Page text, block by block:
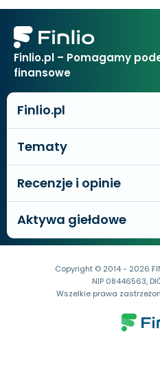
Finlio.pl – Pomagamy
finansowe
Finlio.pl
Tematy
Recenzje i opinie
Aktywa giełdowe
Copyright © 2014 - 2026
NIP 08446563,
Wszelkie prawa